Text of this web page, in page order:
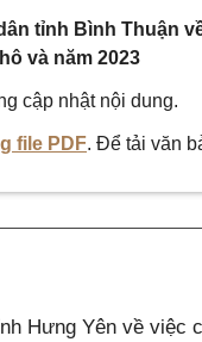
tỉnh Bình Thuận
và năm 2023
cập nhật nội dung.
file PDF. Để tải văn
Hưng Yên về việc